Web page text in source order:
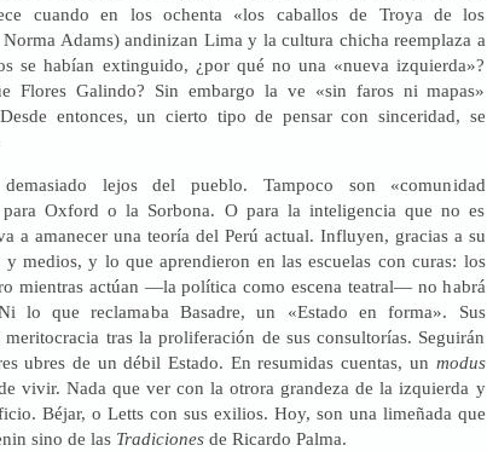
cuando en los ochenta «los caballos de Troya de los
Adams) andinizan Lima y la cultura chicha reemplaza a
se habían extinguido, ¿por qué no una «nueva izquierda»?
Flores Galindo? Sin embargo la ve «sin faros ni mapas»
entonces, un cierto tipo de pensar con sinceridad, se
lejos del pueblo. Tampoco son «comunidad
para Oxford o la Sorbona. O para la inteligencia que no es
a amanecer una teoría del Perú actual. Influyen, gracias a su
y medios, y lo que aprendieron en las escuelas con curas: los
mientras actúan —la política como escena teatral— no habrá
lo que reclamaba Basadre, un «Estado en forma». Sus
tras la proliferación de sus consultorías. Seguirán
ubres de un débil Estado. En resumidas cuentas, un modus
vivir. Nada que ver con la otrora grandeza de la izquierda y
Béjar, o Letts con sus exilios. Hoy, son una limeñada que
sino de las Tradicionesde Ricardo Palma.